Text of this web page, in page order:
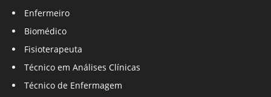
Enfermeiro
Biomédico
Fisioterapeuta
Técnico em Análises Clínicas
Técnico de Enfermagem